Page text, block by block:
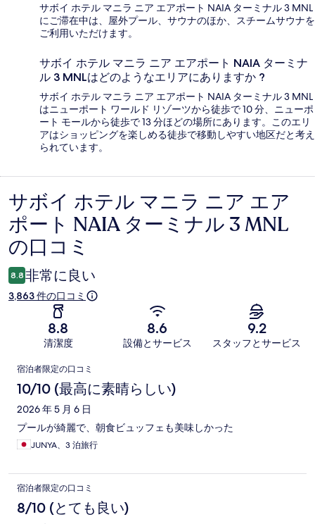
サボイ ホテル マニラ ニア エアポート NAIA ターミナル 3 MNL
にご滞在中は、屋外プール、サウナのほか、スチームサウナを
ご利用いただけます。
サボイ ホテル マニラ ニア エアポート NAIA ターミナ
ル 3 MNLはどのようなエリアにありますか ?
サボイ ホテル マニラ ニア エアポート NAIA ターミナル 3 MNL
はニューポート ワールド リゾーツから徒歩で 10 分、ニューポ
ート モールから徒歩で 13 分ほどの場所にあります。このエリ
アはショッピングを楽しめる徒歩で移動しやすい地区だと考え
られています。
口
コ
ミ
サボイ ホテル マニラ ニア エア
ポート NAIA ターミナル 3 MNL
の口コミ
8.8 非常に良い
3,863 件の口コミ
8.8
清潔度
8.6
設備とサービス
9.2
スタッフとサービス
口
コ
ミ
宿泊者限定の口コミ
10/10 (最高に素晴らしい)
2026 年 5 月 6 日
プールが綺麗で、朝食ビュッフェも美味しかった
JUNYA、3 泊旅行
宿泊者限定の口コミ
8/10 (とても良い)